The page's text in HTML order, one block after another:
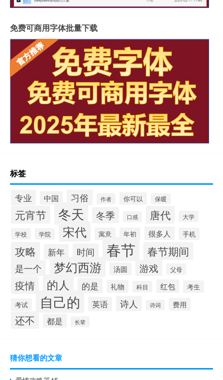
免费可商用字体批量下载
标签
专业 中国 习俗 作者 你可以 保暖
元宵节 冬天 冬季 口感 唐代 大学
学校 学院 宋代 寓意 年初 很多人 手机
攻略 新年 时间 春节 春节期间
是一个 梦幻西游 汤圆 游戏 父母
疫情 的人 的是 礼物 科目 红包
考生
考试
自己的 英语 诗人 诗词 费用
还不 都是 长辈
猜你想看的文章